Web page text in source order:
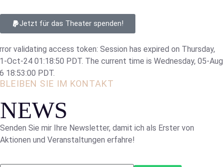
Jetzt für das Theater spenden!
validating access token: Session has expired on Thursday,
Oct-24 01:18:50 PDT. The current time is Wednesday, 05-
18:53:00 PDT.
BLEIBEN SIE IM KONTAKT
NEWS
Senden Sie mir Ihre Newsletter, damit ich als Erster von
Aktionen und Veranstaltungen erfahre!